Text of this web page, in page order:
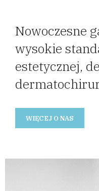
Nowoczesne
wysokie
estetycznej,
WIĘCEJ O NAS